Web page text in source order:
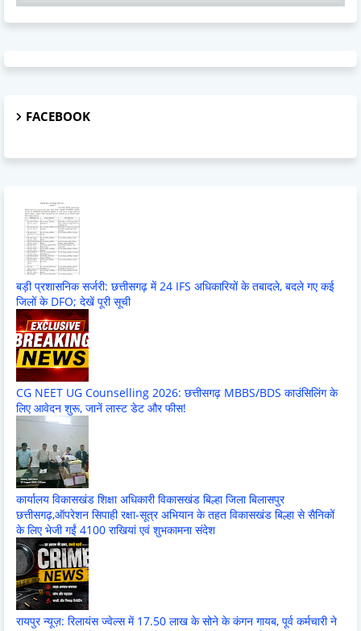
FACEBOOK
बड़ी प्रशासनिक सर्जरी: छत्तीसगढ़ में 24 IFS अधिकारियों के तबादले, बदले गए कई
जिलों के DFO; देखें पूरी सूची
CG NEET UG Counselling 2026: छत्तीसगढ़ MBBS/BDS काउंसिलिंग के
लिए आवेदन शुरू, जानें लास्ट डेट और फीस!
कार्यालय विकासखंड शिक्षा अधिकारी विकासखंड बिल्हा जिला बिलासपुर
छत्तीसगढ़,ऑपरेशन सिपाही रक्षा-सूत्र अभियान के तहत विकासखंड बिल्हा से सैनिकों
के लिए भेजी गईं 4100 राखियां एवं शुभकामना संदेश
रायपुर न्यूज़: रिलायंस ज्वेल्स में 17.50 लाख के सोने के कंगन गायब, पूर्व कर्मचारी ने